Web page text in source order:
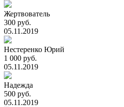
Жертвователь
300 руб.
05.11.2019
Нестеренко Юрий
1 000 руб.
05.11.2019
Надежда
500 руб.
05.11.2019